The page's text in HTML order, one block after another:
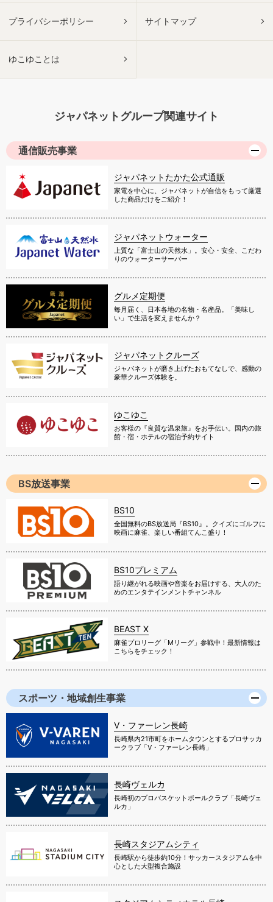
プライバシーポリシー サイトマップ
ゆこゆことは
ジャパネットグループ関連サイト
通信販売事業
ジャパネットたかた公式通販
家電を中心に、ジャパネットが自信をもって厳選
した商品だけをご紹介！
ジャパネットウォーター
上質な「富士山の天然水」。安心・安全、こだわ
りのウォーターサーバー
グルメ定期便
毎月届く、日本各地の名物・名産品。「美味し
い」で生活を変えませんか？
ジャパネットクルーズ
ジャパネットが磨き上げたおもてなしで、感動の
豪華クルーズ体験を。
ゆこゆこ
お客様の『良質な温泉旅』をお手伝い。国内の旅
館・宿・ホテルの宿泊予約サイト
BS放送事業
BS10
全国無料のBS放送局『BS10』。クイズにゴルフに
映画に麻雀、楽しい番組てんこ盛り！
BS10プレミアム
語り継がれる映画や音楽をお届けする、大人のた
めのエンタテインメントチャンネル
BEAST X
麻雀プロリーグ「Mリーグ」参戦中！最新情報は
こちらをチェック！
スポーツ・地域創生事業
V・ファーレン長崎
長崎県内21市町をホームタウンとするプロサッカ
ークラブ「V・ファーレン長崎」
長崎ヴェルカ
長崎初のプロバスケットボールクラブ「長崎ヴェ
ルカ」
長崎スタジアムシティ
長崎駅から徒歩約10分！サッカースタジアムを中
心とした大型複合施設